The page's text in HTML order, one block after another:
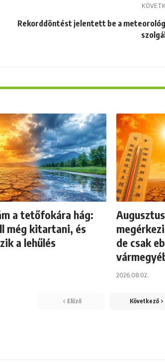
Rekorddöntést jelentett be a
a tetőfokára hág:
még kitartani, és
a lehűlés
de csak
2026.08.02.
Előző Következő